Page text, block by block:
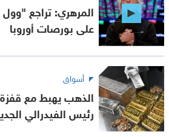
المرهري: تراجع
على بورصات أوروبا
أسواق
الذهب يهبط مع
رئيس الفيدرالي